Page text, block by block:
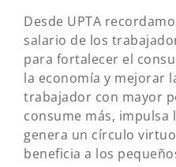
Desde UPTA
salario de los
para fortalecer el
la economía y mejorar
trabajador con mayor
consume más, impulsa
genera un círculo
beneficia a los